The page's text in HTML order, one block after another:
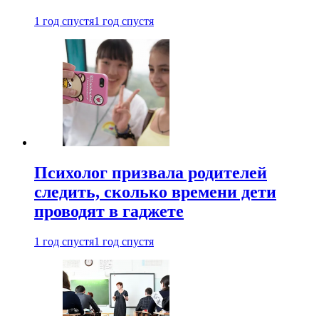
1 год спустя1 год спустя
Психолог призвала родителей
следить, сколько времени дети
проводят в гаджете
1 год спустя1 год спустя